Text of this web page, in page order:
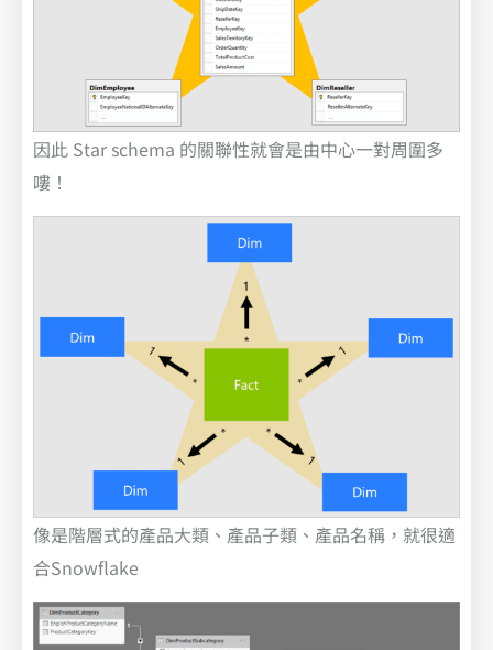
因此 Star schema 的關聯性就會是由中心一對周圍多
嘍！
像是階層式的產品大類、產品子類、產品名稱，就很適
合Snowflake